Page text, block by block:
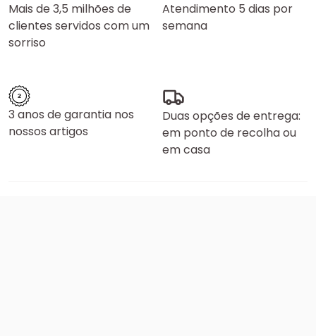
Mais de 3,5 milhões de
clientes servidos com um
sorriso
Atendimento 5 dias por
semana
3 anos de garantia nos
nossos artigos
Duas opções de entrega:
em ponto de recolha ou
em casa